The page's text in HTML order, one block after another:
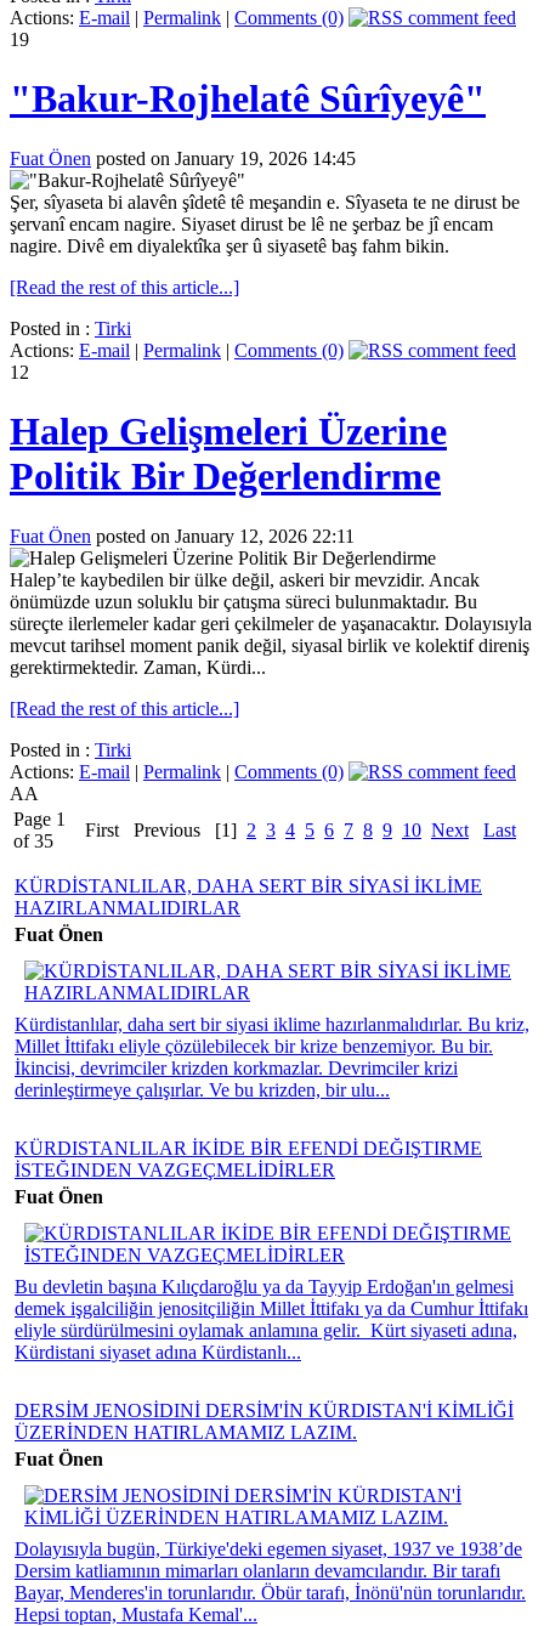
Actions: E-mail | Permalink | Comments (0)
19
"Bakur-Rojhelatê Sûrîyeyê"
Fuat Önen posted on January 19, 2026 14:45
Şer, sîyaseta bi alavên şîdetê tê meşandin e. Sîyaseta te ne dirust be
şervanî encam nagire. Siyaset dirust be lê ne şerbaz be jî encam
nagire. Divê em diyalektîka şer û siyasetê baş fahm bikin.
[Read the rest of this article...]
Posted in : Tirki
Actions: E-mail | Permalink | Comments (0)
12
Halep Gelişmeleri Üzerine
Politik Bir Değerlendirme
Fuat Önen posted on January 12, 2026 22:11
Halep’te kaybedilen bir ülke değil, askeri bir mevzidir. Ancak
önümüzde uzun soluklu bir çatışma süreci bulunmaktadır. Bu
süreçte ilerlemeler kadar geri çekilmeler de yaşanacaktır. Dolayısıyla
mevcut tarihsel moment panik değil, siyasal birlik ve kolektif direniş
gerektirmektedir. Zaman, Kürdi...
[Read the rest of this article...]
Posted in : Tirki
Actions: E-mail | Permalink | Comments (0)
AA
Page 1
of 35
First Previous [1] 2 3 4 5 6 7 8 9 10 Next Last
KÜRDİSTANLILAR, DAHA SERT BİR SİYASİ İKLİME
HAZIRLANMALIDIRLAR
Fuat Önen
Kürdistanlılar, daha sert bir siyasi iklime hazırlanmalıdırlar. Bu kriz,
Millet İttifakı eliyle çözülebilecek bir krize benzemiyor. Bu bir.
İkincisi, devrimciler krizden korkmazlar. Devrimciler krizi
derinleştirmeye çalışırlar. Ve bu krizden, bir ulu...
KÜRDISTANLILAR İKİDE BİR EFENDİ DEĞIŞTIRME
İSTEĞINDEN VAZGEÇMELİDİRLER
Fuat Önen
Bu devletin başına Kılıçdaroğlu ya da Tayyip Erdoğan'ın gelmesi
demek işgalciliğin jenositçiliğin Millet İttifakı ya da Cumhur İttifakı
eliyle sürdürülmesini oylamak anlamına gelir. Kürt siyaseti adına,
Kürdistani siyaset adına Kürdistanlı...
DERSİM JENOSİDINİ DERSİM'İN KÜRDISTAN'İ KİMLİĞİ
ÜZERİNDEN HATIRLAMAMIZ LAZIM.
Fuat Önen
Dolayısıyla bugün, Türkiye'deki egemen siyaset, 1937 ve 1938’de
Dersim katliamının mimarları olanların devamcılarıdır. Bir tarafı
Bayar, Menderes'in torunlarıdır. Öbür tarafı, İnönü'nün torunlarıdır.
Hepsi toptan, Mustafa Kemal'...